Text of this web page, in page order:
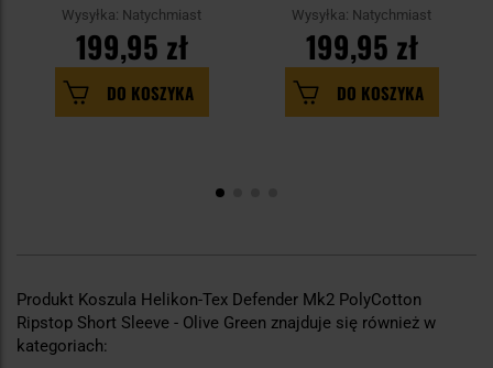
Sleeve - Olive Green
Wysyłka: Natychmiast
199,95 zł
DO KOSZYKA
Sleeve - Black
Wysyłka: Natychmiast
199,95 zł
DO KOSZYKA
Produkt Koszula Helikon-Tex Defender Mk2 PolyCotton
Ripstop Short Sleeve - Olive Green znajduje się również w
kategoriach: